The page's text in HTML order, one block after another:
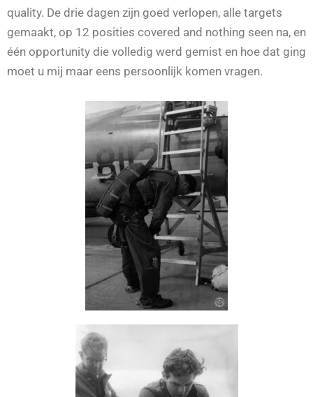
quality. De drie dagen zijn goed verlopen, alle targets
gemaakt, op 12 posities covered and nothing seen na, en
één opportunity die volledig werd gemist en hoe dat ging
moet u mij maar eens persoonlijk komen vragen.